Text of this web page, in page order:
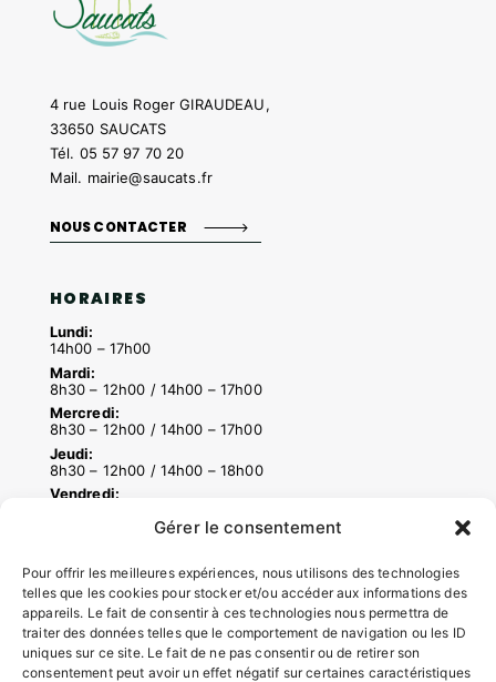
Gérer le consentement
Pour offrir les meilleures expériences, nous utilisons des technologies
telles que les cookies pour stocker et/ou accéder aux informations des
appareils. Le fait de consentir à ces technologies nous permettra de
traiter des données telles que le comportement de navigation ou les ID
uniques sur ce site. Le fait de ne pas consentir ou de retirer son
consentement peut avoir un effet négatif sur certaines caractéristiques
4 rue Louis Roger GIRAUDEAU,
33650 SAUCATS
Tél. 05 57 97 70 20
Mail. mairie@saucats.fr
NOUS CONTACTER
HORAIRES
Lundi:
14h00 – 17h00
Mardi:
8h30 – 12h00 / 14h00 – 17h00
Mercredi:
8h30 – 12h00 / 14h00 – 17h00
Jeudi:
8h30 – 12h00 / 14h00 – 18h00
Vendredi:
ACCÉS RAPIDES
Contacter la mairie
Pôle santé
Le Saucatais